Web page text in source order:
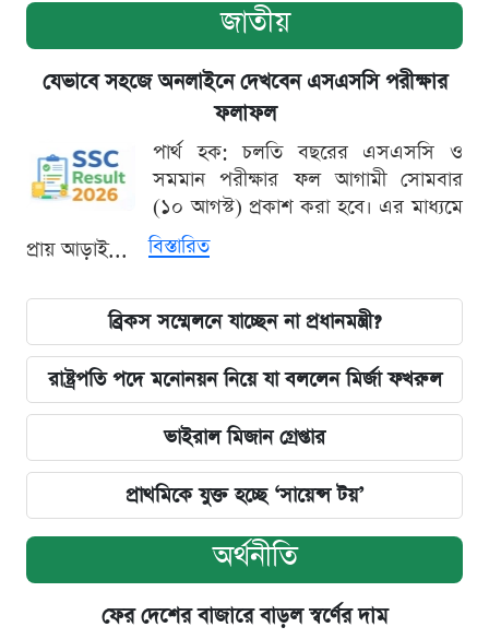
জাতীয়
যেভাবে সহজে অনলাইনে দেখবেন এসএসসি পরীক্ষার
ফলাফল
পার্থ হক: চলতি বছরের এসএসসি ও
সমমান পরীক্ষার ফল আগামী সোমবার
(১০ আগস্ট) প্রকাশ করা হবে। এর মাধ্যমে
প্রায় আড়াই...
বিস্তারিত
ব্রিকস সম্মেলনে যাচ্ছেন না প্রধানমন্ত্রী?
রাষ্ট্রপতি পদে মনোনয়ন নিয়ে যা বললেন মির্জা ফখরুল
ভাইরাল মিজান গ্রেপ্তার
প্রাথমিকে যুক্ত হচ্ছে ‘সায়েন্স টয়’
অর্থনীতি
ফের দেশের বাজারে বাড়ল স্বর্ণের দাম